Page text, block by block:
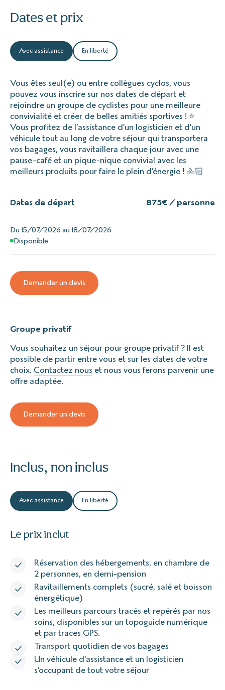
Dates et prix
Avec assistance En liberté
Vous êtes seul(e) ou entre collègues cyclos, vous
pouvez vous inscrire sur nos dates de départ et
rejoindre un groupe de cyclistes pour une meilleure
convivialité et créer de belles amitiés sportives ! ⭐
Vous profitez de l’assistance d’un logisticien et d’un
véhicule tout au long de votre séjour qui transportera
vos bagages, vous ravitaillera chaque jour avec une
pause-café et un pique-nique convivial avec les
meilleurs produits pour faire le plein d’énergie ! 🚴🏻
Dates de départ 875€ / personne
Du 15/07/2026 au 18/07/2026
Disponible
Demander un devis
Groupe privatif
Vous souhaitez un séjour pour groupe privatif ? Il est
possible de partir entre vous et sur les dates de votre
choix. Contactez nous et nous vous ferons parvenir une
offre adaptée.
Demander un devis
Inclus, non inclus
Avec assistance En liberté
Le prix inclut
Réservation des hébergements, en chambre de
2 personnes, en demi-pension
Ravitaillements complets (sucré, salé et boisson
énergétique)
Les meilleurs parcours tracés et repérés par nos
soins, disponibles sur un topoguide numérique
et par traces GPS.
Transport quotidien de vos bagages
Un véhicule d’assistance et un logisticien
s’occupant de tout votre séjour